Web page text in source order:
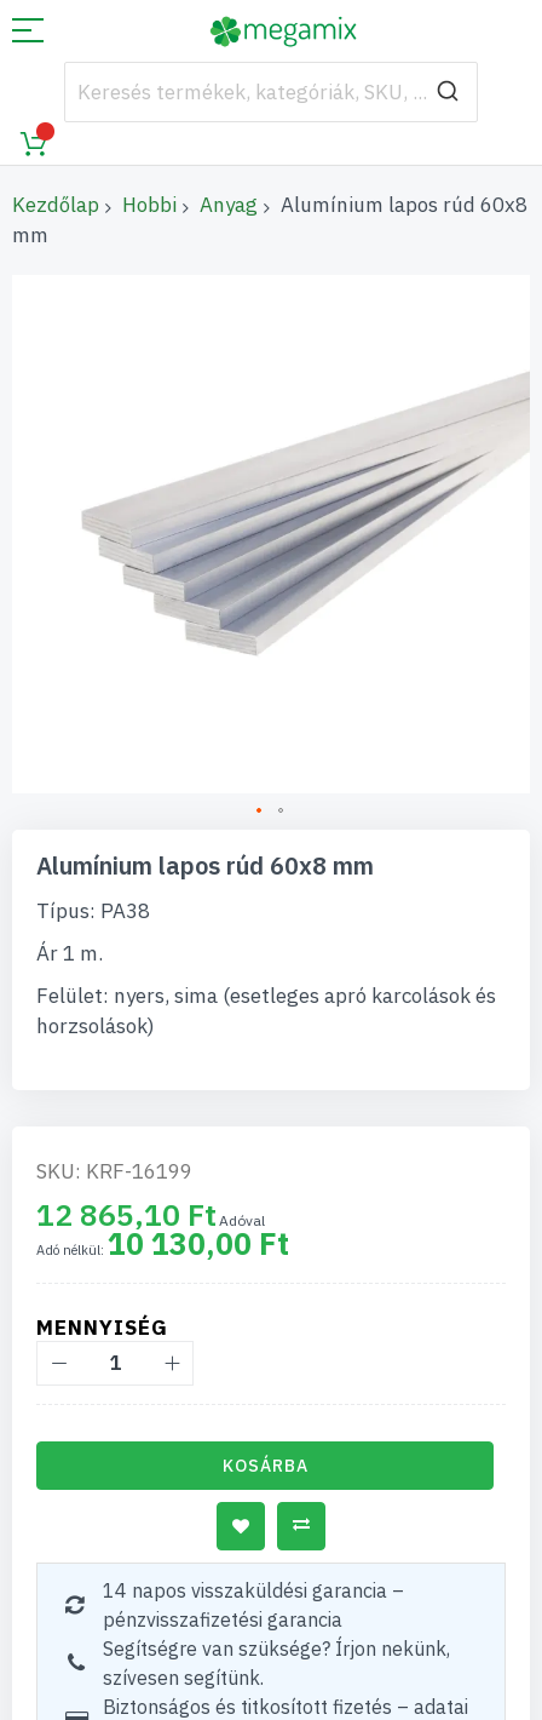
Kezdőlap Hobbi Anyag
Alumínium lapos rúd 60x8
mm
képgaléria
elejére
Alumínium lapos rúd 60x8 mm
Típus: PA38
Ár 1 m.
Felület: nyers, sima (esetleges apró karcolások és
horzsolások)
SKU: KRF-16199
12 865,10 Ft
10 130,00 Ft
MENNYISÉG
KOSÁRBA
14 napos visszaküldési garancia –
pénzvisszafizetési garancia
Segítségre van szüksége? Írjon nekünk,
szívesen segítünk.
Biztonságos és titkosított fizetés – adatai